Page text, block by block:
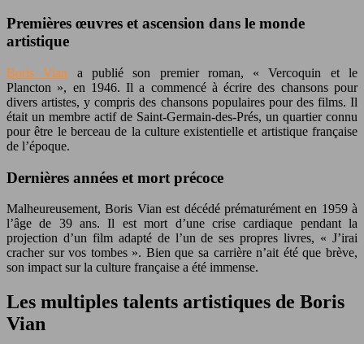
Premières œuvres et ascension dans le monde
artistique
Boris Vian a publié son premier roman, « Vercoquin et le
Plancton », en 1946. Il a commencé à écrire des chansons pour
divers artistes, y compris des chansons populaires pour des films. Il
était un membre actif de Saint-Germain-des-Prés, un quartier connu
pour être le berceau de la culture existentielle et artistique française
de l’époque.
Dernières années et mort précoce
Malheureusement, Boris Vian est décédé prématurément en 1959 à
l’âge de 39 ans. Il est mort d’une crise cardiaque pendant la
projection d’un film adapté de l’un de ses propres livres, « J’irai
cracher sur vos tombes ». Bien que sa carrière n’ait été que brève,
son impact sur la culture française a été immense.
Les multiples talents artistiques de Boris
Vian